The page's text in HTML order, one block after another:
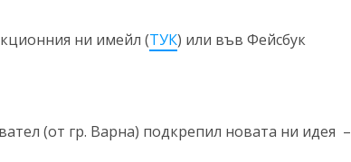
ни имейл (ТУК) или във Фейсбук
(от гр. Варна) подкрепил новата ни идея –